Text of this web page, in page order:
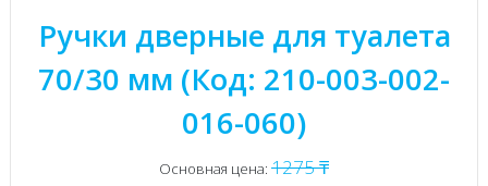
Ручки дверные для туалета
70/30 мм (Код: 210-003-002-
016-060)
Основная цена: 1275 ₸